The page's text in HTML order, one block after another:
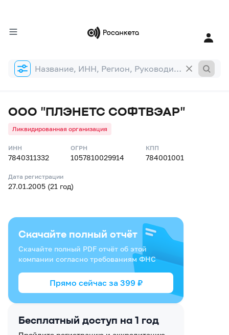
Форма
поиска
ООО "ПЛЭНЕТС СОФТВЭАР"
Ликвидированная организация
ИНН
7840311332
ОГРН
1057810029914
КПП
784001001
Дата регистрации
27.01.2005 (21 год)
Бесплатный доступ на 1 год
Скачайте полный отчёт
Скачайте полный PDF отчёт об этой
компании согласно требованиям ФНС
Прямо сейчас за 399 ₽